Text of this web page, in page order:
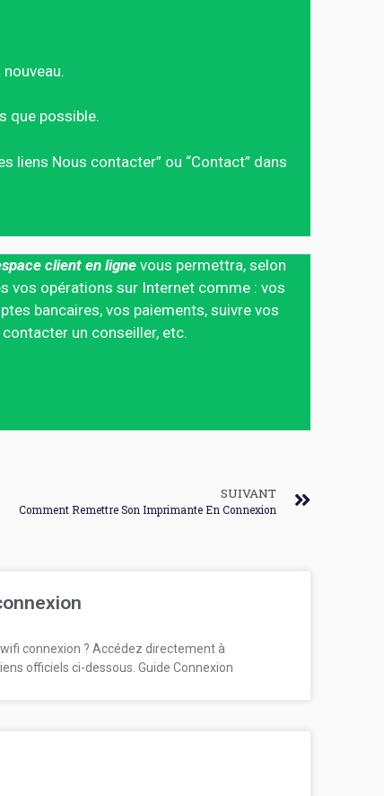
que possible.
liens Nous contacter” ou “Contact” dans
client en ligne vous permettra, selon
vos opérations sur Internet comme : vos
bancaires, vos paiements, suivre vos
un conseiller, etc.
SUIVANT
Comment Remettre Son Imprimante En Connexion
connexion ? Accédez directement à
officiels ci-dessous. Guide Connexion